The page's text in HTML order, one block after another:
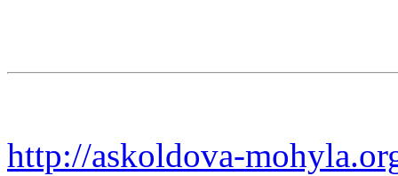
http://askoldova-